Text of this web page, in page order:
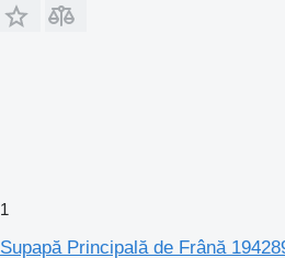
1
Supapă Principală de Frână